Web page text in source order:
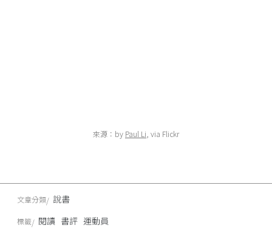
來源：by Paul Li , via Flickr
文章分類 說書
標籤 閱讀 書評 運動員